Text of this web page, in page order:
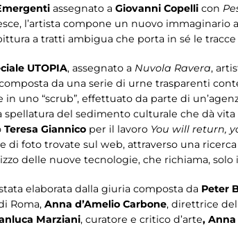
assegnato a Giovanni Copelli con
l’artista compone un nuovo
a tratti ambigua che porta in sé le
UTOPIA, assegnato a Nuvola Ravera,
da una serie di urne trasparenti
in uno “scrub”, effettuato da parte di
spellatura del sedimento culturale che dà
Teresa Giannico per il lavoro You will return,
di foto trovate sul web, attraverso una
delle nuove tecnologie, che richiama,
elaborata dalla giuria composta da Peter
Roma, Anna d’Amelio Carbone, direttrice
Marziani, curatore e critico d’arte,